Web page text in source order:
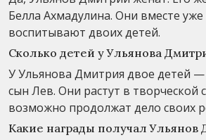
Белла Ахмадулина. Они вместе
воспитывают двоих детей.
Сколько детей у Ульянова
У Ульянова Дмитрия двое детей
сын Лев. Они растут в творческой
возможно продолжат дело своих
Какие награды получал Ульянов